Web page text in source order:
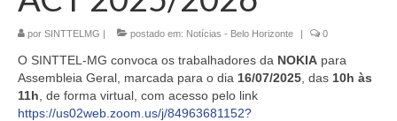
por SINTTELMG | postado em: Notícias - Belo Horizonte | 0
O SINTTEL-MG convoca os trabalhadores da NOKIA para
Assembleia Geral, marcada para o dia 16/07/2025 , das 10h às
11h , de forma virtual, com acesso pelo link
https://us02web.zoom.us/j/84963681152?